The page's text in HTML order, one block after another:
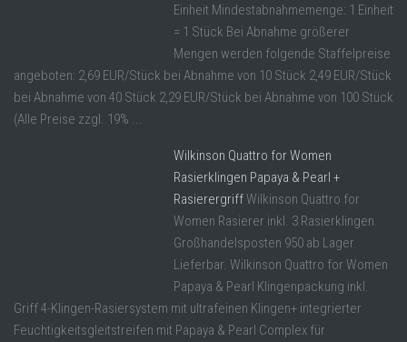
Einheit Mindestabnahmemenge: 1 Einheit
= 1 Stück Bei Abnahme größerer
Mengen werden folgende Staffelpreise
angeboten: 2,69 EUR/Stück bei Abnahme von 10 Stück 2,49 EUR/Stück
bei Abnahme von 40 Stück 2,29 EUR/Stück bei Abnahme von 100 Stück
(Alle Preise zzgl. 19% ...
Wilkinson Quattro for Women
Rasierklingen Papaya & Pearl +
RasierergriffWilkinson Quattro for
Women Rasierer inkl. 3 Rasierklingen.
Großhandelsposten 950 ab Lager
Lieferbar. Wilkinson Quattro for Women
Papaya & Pearl Klingenpackung inkl.
Griff 4-Klingen-Rasiersystem mit ultrafeinen Klingen+ integrierter
Feuchtigkeitsgleitstreifen mit Papaya & Pearl Complex für